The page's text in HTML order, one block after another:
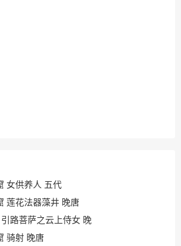
女供养人 五代
莲花法器藻井 晚唐
路菩萨之云上侍女 晚
骑射 晚唐